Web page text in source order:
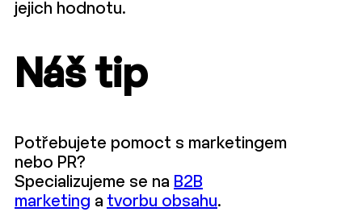
jejich hodnotu.
Náš tip
Potřebujete pomoct s marketingem
nebo PR?
Specializujeme se na B2B
marketing a tvorbu obsahu.